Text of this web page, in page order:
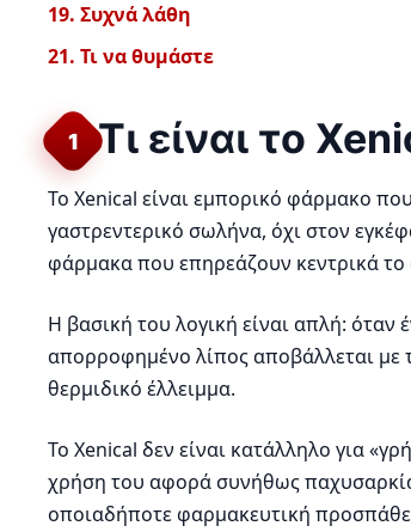
19. Συχνά λάθη
21. Τι να θυμάστε
1 Τι είναι το
Το Xenical είναι εμπορικό φάρμακο
γαστρεντερικό σωλήνα, όχι στον
φάρμακα που επηρεάζουν κεντρικά
Η βασική του λογική είναι απλή:
απορροφημένο λίπος αποβάλλεται
θερμιδικό έλλειμμα.
Το Xenical δεν είναι κατάλληλο για
χρήση του αφορά συνήθως
οποιαδήποτε φαρμακευτική